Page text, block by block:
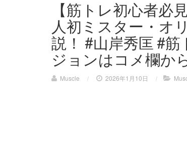
【筋トレ初心者必
人初ミスター・オ
説！ #山岸秀匡 #
ジョンはコメ欄か
Muscle / 2026年1月10日 /